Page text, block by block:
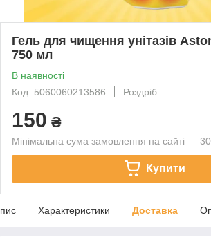
Гель для чищення унітазів
750 мл
В наявності
Код: 5060060213586
Роздріб
150 ₴
Мінімальна сума замовлення на сайті —
Купити
Характеристики Доставка